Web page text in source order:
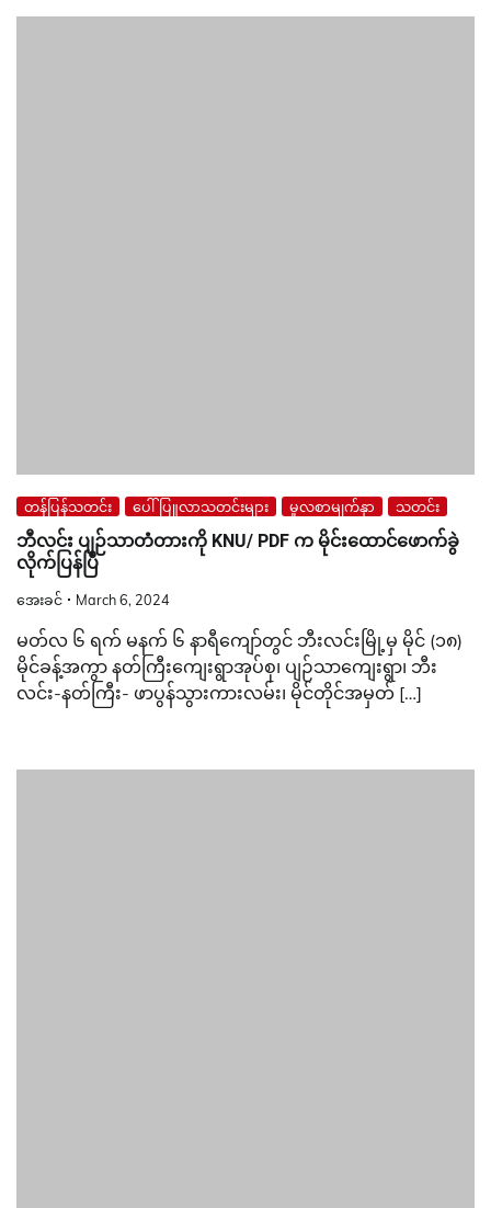
တန်ပြန်သတင်း ပေါ်ပြူလာသတင်းများ မူလစာမျက်နှာ သတင်း
ဘီလင်း ပျဉ်သာတံတားကို KNU/ PDF က မိုင်းထောင်ဖောက်ခွဲ
လိုက်ပြန်ပြီ
အေးခင် March 6, 2024
မတ်လ ၆ ရက် မနက် ၆ နာရီကျော်တွင် ဘီးလင်းမြို့မှ မိုင် (၁၈)
မိုင်ခန့်အကွာ နတ်ကြီးကျေးရွာအုပ်စု၊ ပျဉ်သာကျေးရွာ၊ ဘီး
လင်း-နတ်ကြီး- ဖာပွန်သွားကားလမ်း၊ မိုင်တိုင်အမှတ် […]